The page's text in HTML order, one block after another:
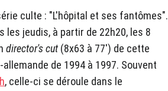
culte : "L'hôpital et ses fantômes".
jeudis, à partir de 22h20, les 8
director's cut(8x63 à 77') de cette
de 1994 à 1997. Souvent
, celle-ci se déroule dans le